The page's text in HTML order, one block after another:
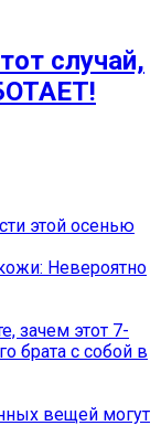
случай,
этой осенью
Невероятно
зачем этот 7-
брата с собой в
вещей могут